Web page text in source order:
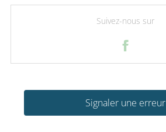
Suivez-nous sur
Signaler une erreur